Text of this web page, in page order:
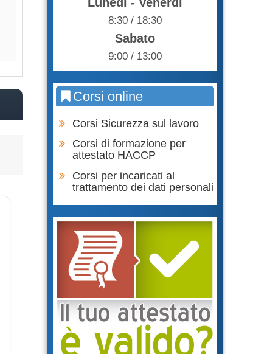
85,00 €
8:30 / 18:30
Sabato
9:00 / 13:00
Corsi online
Corsi Sicurezza sul lavoro
Corsi di formazione per
attestato HACCP
Corsi per incaricati al
trattamento dei dati personali